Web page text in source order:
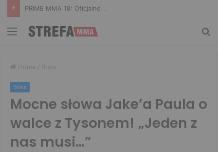
Menu
Home / Boks
Boks
Mocne słowa Jake’a Paula o
walce z Tysonem! „Jeden z
nas musi…”